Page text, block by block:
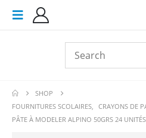
SHOP
FOURNITURES SCOLAIRES, CRAYONS DE
PÂTE À MODELER ALPINO 50GRS 24 UNITÉS